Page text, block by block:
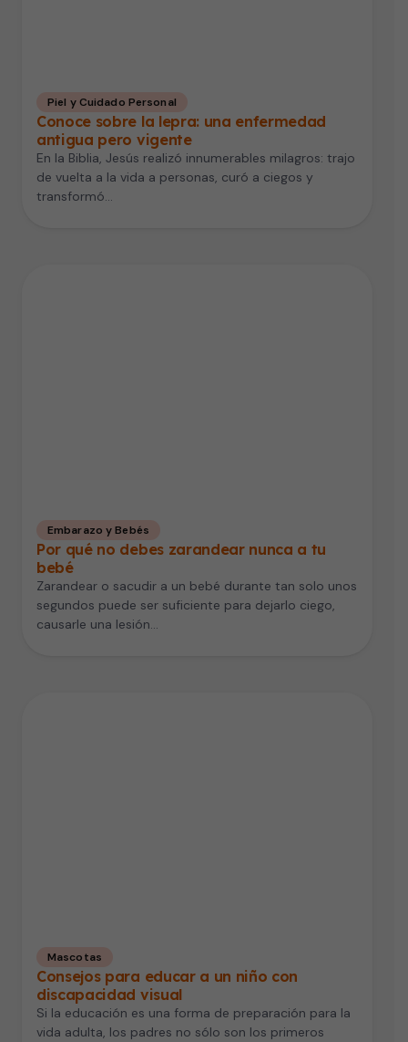
Piel y Cuidado Personal
Conoce sobre la lepra: una enfermedad
antigua pero vigente
En la Biblia, Jesús realizó innumerables milagros: trajo
de vuelta a la vida a personas, curó a ciegos y
transformó…
Embarazo y Bebés
Por qué no debes zarandear nunca a tu
bebé
Zarandear o sacudir a un bebé durante tan solo unos
segundos puede ser suficiente para dejarlo ciego,
causarle una lesión…
Mascotas
Consejos para educar a un niño con
discapacidad visual
Si la educación es una forma de preparación para la
vida adulta, los padres no sólo son los primeros